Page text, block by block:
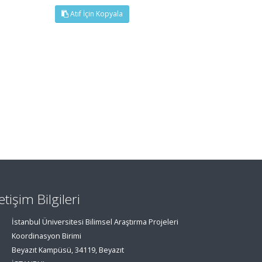
Atıf İçin Kopyala
Bilgileri
İstanbul Üniversitesi Bilimsel Araştırma Projeleri
Koordinasyon Birimi
Beyazıt Kampüsü, 34119, Beyazıt